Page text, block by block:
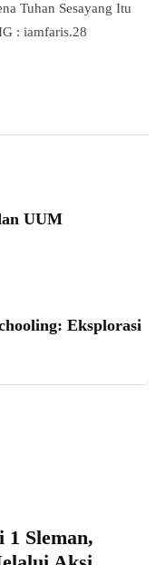
Tuhan Sesayang Itu
: iamfaris.28
UUM
Eksplorasi
Sleman,